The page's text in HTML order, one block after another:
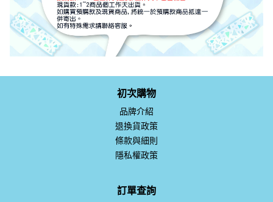
初次購物
品牌介紹
退換貨政策
條款與細則
隱私權政策
訂單查詢